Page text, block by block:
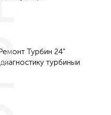
Турбин 24"
турбиныи